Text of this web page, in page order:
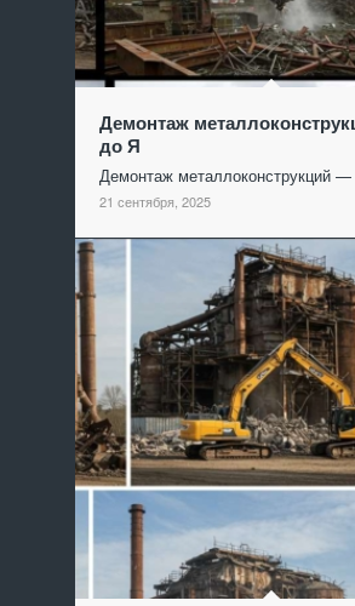
Демонтаж
до Я
Демонтаж металлоконструкций
21 сентября, 2025